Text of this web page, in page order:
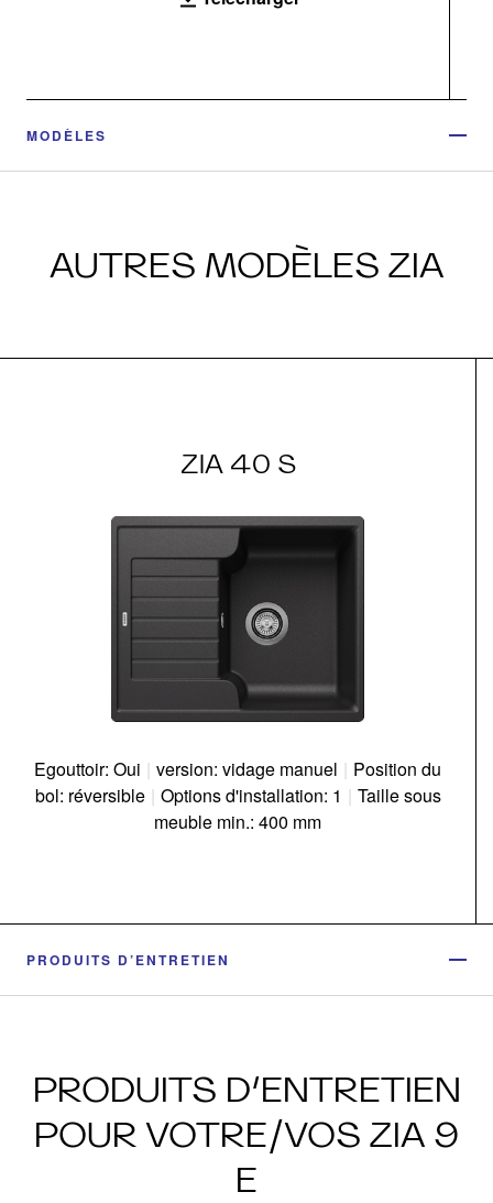
MODÈLES
AUTRES MODÈLES ZIA
ZIA 40 S
Egouttoir: Oui | version: vidage manuel | Position du
bol: réversible | Options d'installation: 1 | Taille sous
meuble min.: 400 mm
PRODUITS D’ENTRETIEN
PRODUITS D’ENTRETIEN
POUR VOTRE/VOS ZIA 9
E